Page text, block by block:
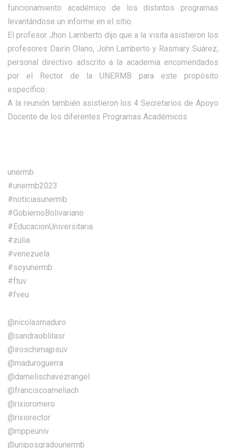
funcionamiento académico de los distintos programas
levantándose un informe en el sitio.
El profesor Jhon Lamberto dijo que a la visita asistieron los
profesores Dairin Olano, John Lamberto y Rasmary Suárez,
personal directivo adscrito a la academia encomendados
por el Rector de la UNERMB para este propósito
específico.
A la reunión también asistieron los 4 Secretarios de Apoyo
Docente de los diferentes Programas Académicos
unermb
#unermb2023
#noticiasunermb
#GobiernoBolivariano
#EducacionUniversitaria
#zulia
#venezuela
#soyunermb
#ftuv
#fveu
@nicolasmaduro
@sandraoblitasr
@iroschimajpsuv
@maduroguerra
@damelischavezrangel
@franciscoameliach
@rixioromero
@rixiorector
@mppeuniv
@uniposgradounermb